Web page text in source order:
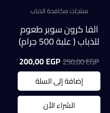
منتجات مكافحة الذباب
الفا كرون سوبر طعوم
للذباب ( علبة 500 جرام)
250,00EGP السعر
الأصلي
هو:
250,00 EGP.
200,00EGP
EGP.
إضافة إلى السلة
الشراء الأن